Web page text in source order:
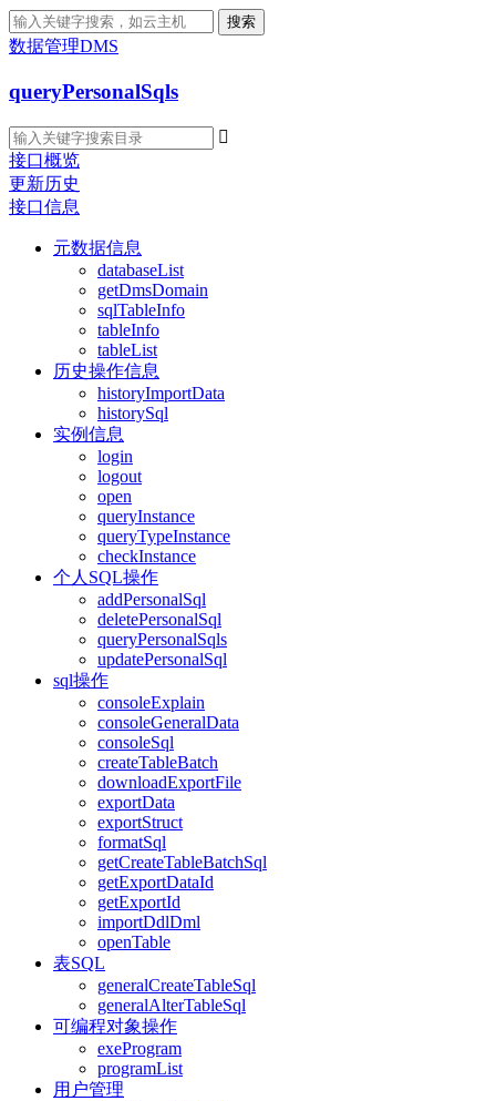
搜索
数据管理DMS
queryPersonalSqls

接口概览
更新历史
接口信息
元数据信息
databaseList
getDmsDomain
sqlTableInfo
tableInfo
tableList
历史操作信息
historyImportData
historySql
实例信息
login
logout
open
queryInstance
queryTypeInstance
checkInstance
个人SQL操作
addPersonalSql
deletePersonalSql
queryPersonalSqls
updatePersonalSql
sql操作
consoleExplain
consoleGeneralData
consoleSql
createTableBatch
downloadExportFile
exportData
exportStruct
formatSql
getCreateTableBatchSql
getExportDataId
getExportId
importDdlDml
openTable
表SQL
generalCreateTableSql
generalAlterTableSql
可编程对象操作
exeProgram
programList
用户管理